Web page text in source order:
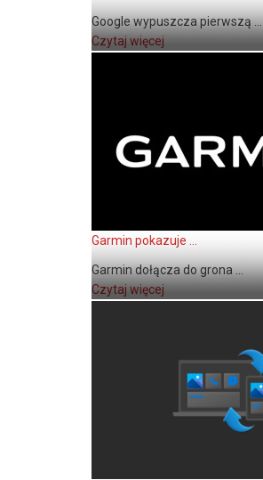
Google wypuszcza pierwszą ...
Czytaj więcej
Garmin pokazuje ...
Garmin dołącza do grona ...
Czytaj więcej